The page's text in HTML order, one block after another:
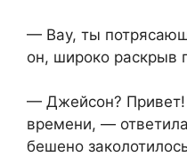
— Вау, ты
он, широко раскрыв
— Джейсон? Привет!
времени, —
бешено